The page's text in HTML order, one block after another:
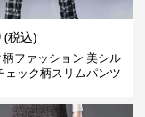
(税込)
ファッション 美シル
ェック柄スリムパンツ